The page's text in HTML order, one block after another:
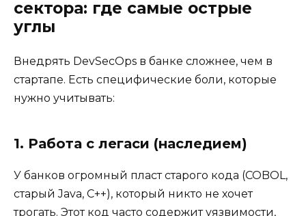
сектора: где самые острые
углы
Внедрять DevSecOps в банке сложнее, чем в
стартапе. Есть специфические боли, которые
нужно учитывать:
1. Работа с легаси (наследием)
У банков огромный пласт старого кода (COBOL,
старый Java, C++), который никто не хочет
трогать. Этот код часто содержит уязвимости,